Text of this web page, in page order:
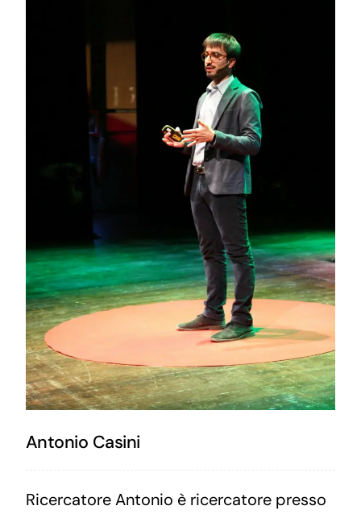
Antonio Casini
Ricercatore Antonio è ricercatore presso